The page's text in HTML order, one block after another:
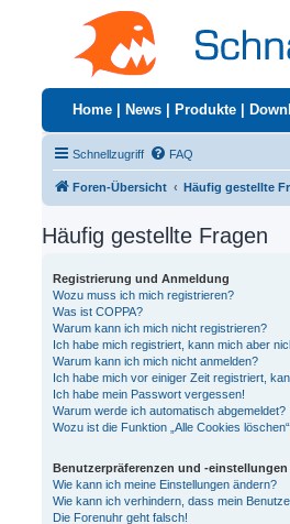
Home News Produkte
Schnellzugriff FAQ
Foren-Übersicht Häufig gestellte
Häufig gestellte Fragen
Registrierung und Anmeldung
Wozu muss ich mich registrieren?
Was ist COPPA?
Warum kann ich mich nicht registrieren?
Ich habe mich registriert, kann mich aber
Warum kann ich mich nicht anmelden?
Ich habe mich vor einiger Zeit registriert,
Ich habe mein Passwort vergessen!
Warum werde ich automatisch abgemeldet?
Wozu ist die Funktion „Alle Cookies
Benutzerpräferenzen und -einstellungen
Wie kann ich meine Einstellungen ändern?
Wie kann ich verhindern, dass mein
Die Forenuhr geht falsch!